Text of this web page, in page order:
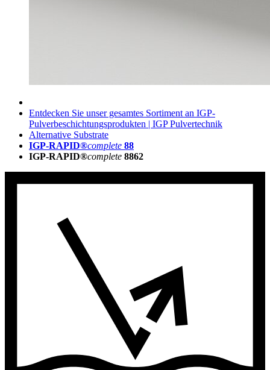
Entdecken Sie unser gesamtes Sortiment an IGP-
Pulverbeschichtungsprodukten | IGP Pulvertechnik
Alternative Substrate
IGP-RAPID®complete 88
IGP-RAPID®complete 8862